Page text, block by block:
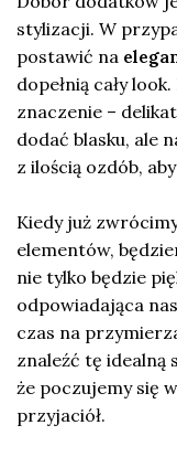
stylizacji. W
postawić na
dopełnią cały
znaczenie –
dodać blasku, ale
z ilością ozdób,
Kiedy już
elementów,
nie tylko będzie
odpowiadająca
czas na
znaleźć tę idealną
że poczujemy się
przyjaciół.